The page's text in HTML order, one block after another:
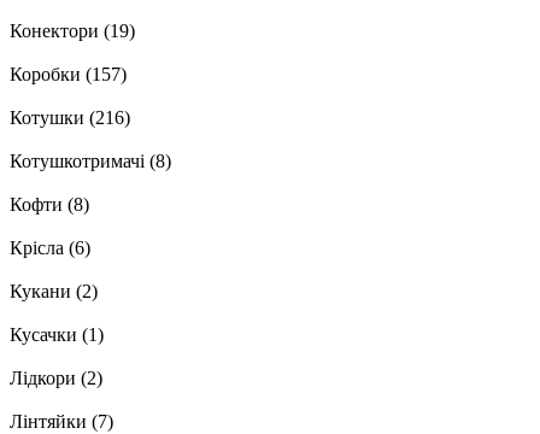
Конектори (19)
Коробки (157)
Котушки (216)
Котушкотримачі (8)
Кофти (8)
Крісла (6)
Кукани (2)
Кусачки (1)
Лідкори (2)
Лінтяйки (7)